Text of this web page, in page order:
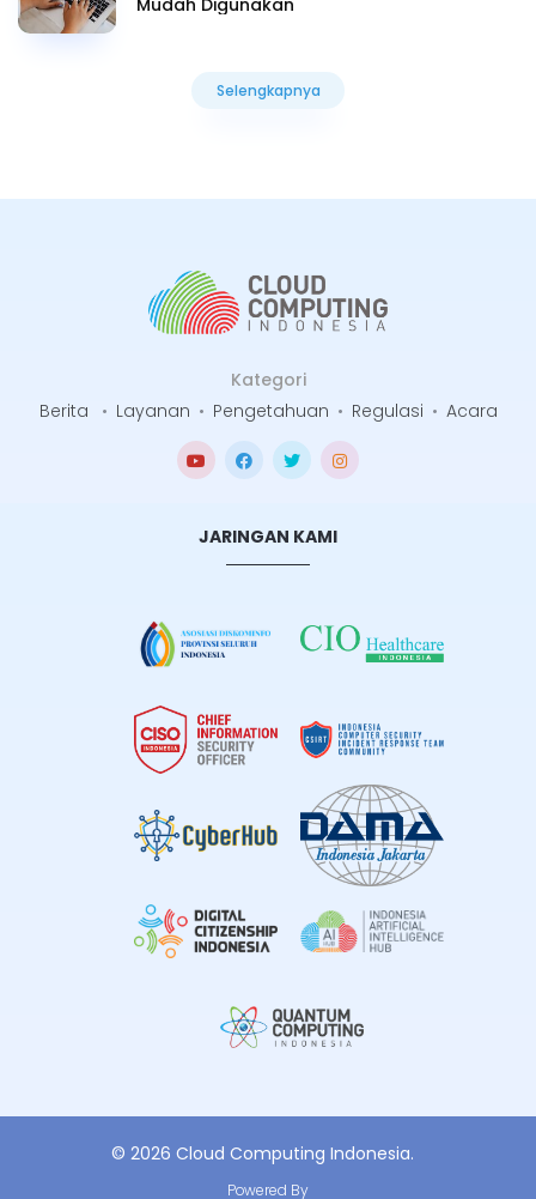
Selengkapnya
Kategori
Berita
• Layanan • Pengetahuan • Regulasi • Acara
JARINGAN KAMI
© 2026 Cloud Computing Indonesia.
Powered By